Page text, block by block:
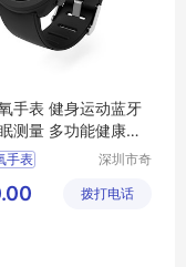
手表 健身运动蓝牙
测量 多功能健康腕
手表
手表
深圳市奇
限公司
拨打电话